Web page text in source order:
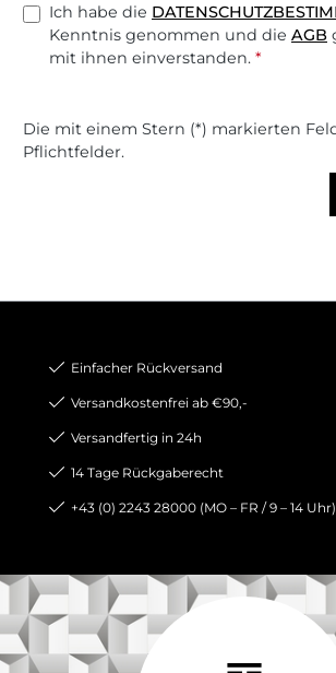
Ich habe die
Kenntnis genommen und die AGB
mit ihnen einverstanden. *
Die mit einem Stern (*) markierten
Pflichtfelder.
Einfacher Rückversand
Versandkostenfrei ab €90,-
Versandfertig in 24h
14 Tage Rückgaberecht
+43 (0) 2243 28000 (MO – FR / 9 – 14 Uhr)